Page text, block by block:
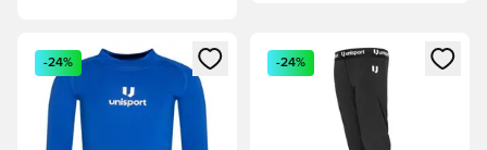
Öffnet ein Fenster zum Anmelden oder Registrieren als
-24%
Öffnet ein Fenster zum
-24%